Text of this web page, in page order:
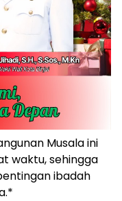
Musala ini
waktu, sehingga
ibadah